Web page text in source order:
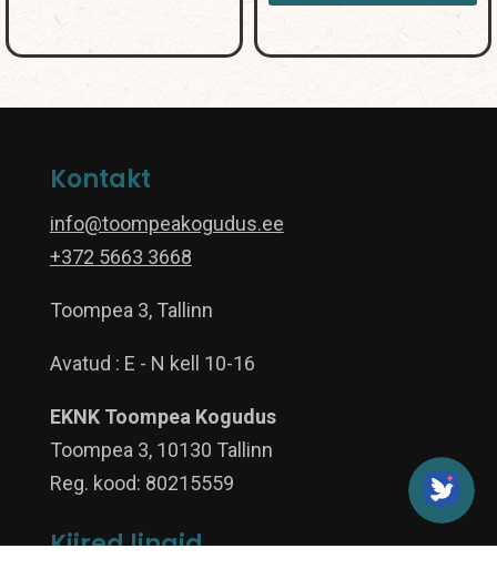
Kontakt
info@toompeakogudus.ee
+372 5663 3668
Toompea 3, Tallinn
Avatud : E - N kell 10-16
EKNK Toompea Kogudus
Toompea 3, 10130 Tallinn
Reg. kood: 80215559
Kiired lingid